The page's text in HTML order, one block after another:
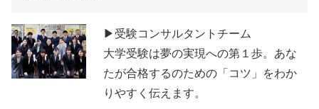
▶受験コンサルタントチーム
大学受験は夢の実現への第１歩。あな
たが合格するのための「コツ」をわか
りやすく伝えます。